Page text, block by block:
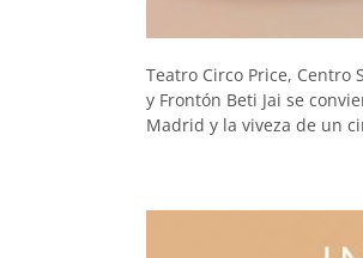
Teatro Circo Price, Centro
y Frontón Beti Jai se
Madrid y la viveza de un